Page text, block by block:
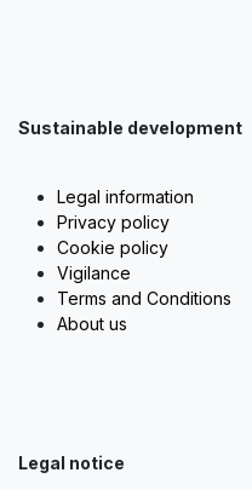
Sustainable development
Legal information
Privacy policy
Cookie policy
Vigilance
Terms and Conditions
About us
Legal notice